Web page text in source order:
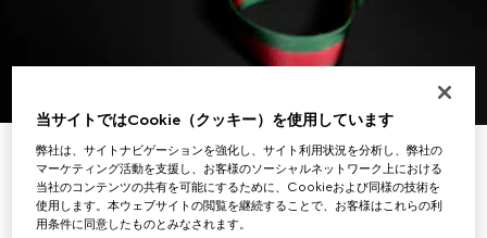
イニシャルを入れてカスタマイズ
〔ブレラ〕ミディアム クロスボディバッグ
￥335,500
（税込）
バリエーションダークブラウン GGキャンバス
当サイトではCookie（クッキー）を使用しています
弊社は、サイトナビゲーションを強化し、サイト利用状況を分析し、弊社の
マーケティング活動を支援し、お客様のソーシャルネットワーク上における
当社のコンテンツの共有を可能にするために、Cookieおよび同様の技術を
使用します。本ウェブサイトの閲覧を継続することで、お客様はこれらの利
用条件に同意したものとみなされます。